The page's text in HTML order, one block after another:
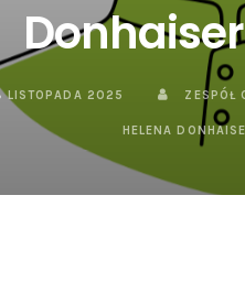
LISTOPADA 2025 ZESPÓŁ
HELENA